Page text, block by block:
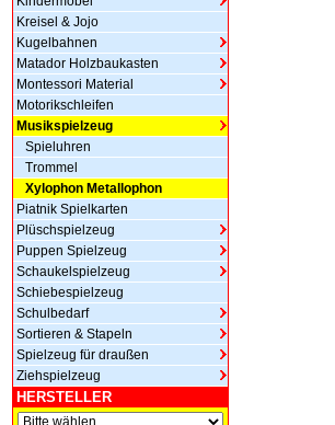
Kreisel & Jojo
Kugelbahnen
Matador Holzbaukasten
Montessori Material
Motorikschleifen
Musikspielzeug
Spieluhren
Trommel
Xylophon Metallophon
Piatnik Spielkarten
Plüschspielzeug
Puppen Spielzeug
Schaukelspielzeug
Schiebespielzeug
Schulbedarf
Sortieren & Stapeln
Spielzeug für draußen
Ziehspielzeug
HERSTELLER